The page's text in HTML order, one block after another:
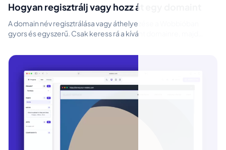
Hogyan regisztrálj vagy hozz át egy domaint
A domain név regisztrálása vagy áthelyezése a Wobbióban
gyors és egyszerű. Csak keress rá a kívánt domainre, majd